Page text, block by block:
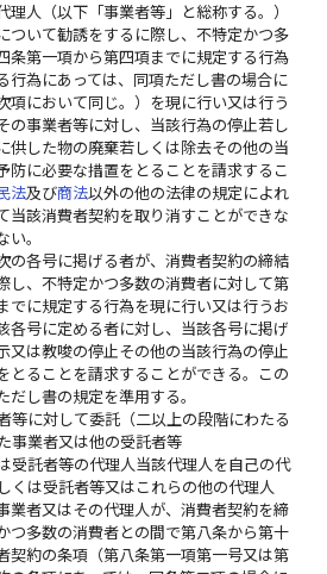
理人（以下「事業者等」と総称する。）
ついて勧誘をするに際し、不特定かつ多
条第一項から第四項までに規定する行為
行為にあっては、同項ただし書の場合に
項において同じ。）を現に行い又は行う
の事業者等に対し、当該行為の停止若し
供した物の廃棄若しくは除去その他の当
防に必要な措置をとることを請求するこ
法及び商法以外の他の法律の規定によれ
当該消費者契約を取り消すことができな
い。
の各号に掲げる者が、消費者契約の締結
し、不特定かつ多数の消費者に対して第
でに規定する行為を現に行い又は行うお
各号に定める者に対し、当該各号に掲げ
又は教唆の停止その他の当該行為の停止
とることを請求することができる。この
し書の規定を準用する。
等に対して委託（二以上の段階にわたる
事業者又は他の受託者等
受託者等の代理人当該代理人を自己の代
くは受託者等又はこれらの他の代理人
業者又はその代理人が、消費者契約を締
つ多数の消費者との間で第八条から第十
契約の条項（第八条第一項第一号又は第